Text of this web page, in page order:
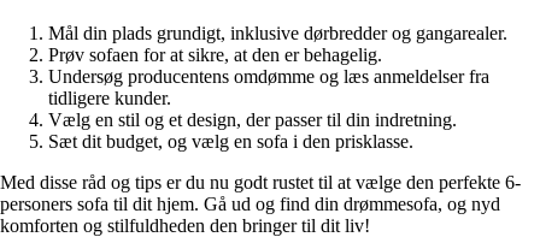
Mål din plads grundigt, inklusive dørbredder og gangarealer.
Prøv sofaen for at sikre, at den er behagelig.
Undersøg producentens omdømme og læs anmeldelser fra
tidligere kunder.
Vælg en stil og et design, der passer til din indretning.
Sæt dit budget, og vælg en sofa i den prisklasse.
Med disse råd og tips er du nu godt rustet til at vælge den perfekte 6-
personers sofa til dit hjem. Gå ud og find din drømmesofa, og nyd
komforten og stilfuldheden den bringer til dit liv!